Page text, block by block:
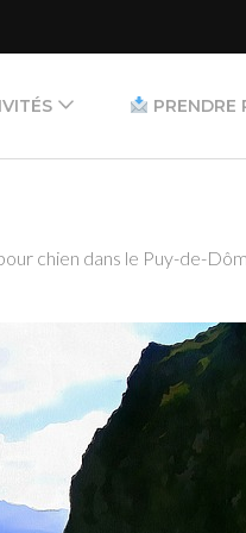
PRENDRE
chien dans le Puy-de-